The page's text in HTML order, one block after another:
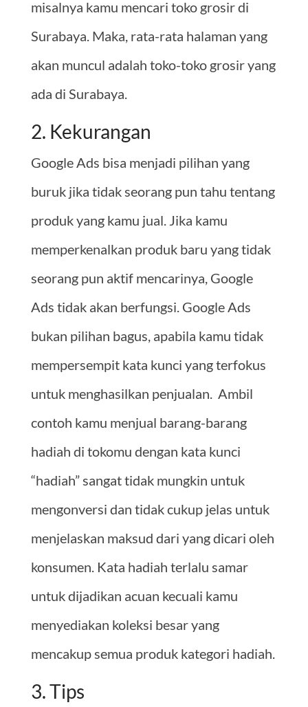
misalnya kamu mencari toko grosir di
Surabaya. Maka, rata-rata halaman yang
akan muncul adalah toko-toko grosir yang
ada di Surabaya.
2. Kekurangan
Google Ads bisa menjadi pilihan yang
buruk jika tidak seorang pun tahu tentang
produk yang kamu jual. Jika kamu
memperkenalkan produk baru yang tidak
seorang pun aktif mencarinya, Google
Ads tidak akan berfungsi. Google Ads
bukan pilihan bagus, apabila kamu tidak
mempersempit kata kunci yang terfokus
untuk menghasilkan penjualan. Ambil
contoh kamu menjual barang-barang
hadiah di tokomu dengan kata kunci
“hadiah” sangat tidak mungkin untuk
mengonversi dan tidak cukup jelas untuk
menjelaskan maksud dari yang dicari oleh
konsumen. Kata hadiah terlalu samar
untuk dijadikan acuan kecuali kamu
menyediakan koleksi besar yang
mencakup semua produk kategori hadiah.
3. Tips